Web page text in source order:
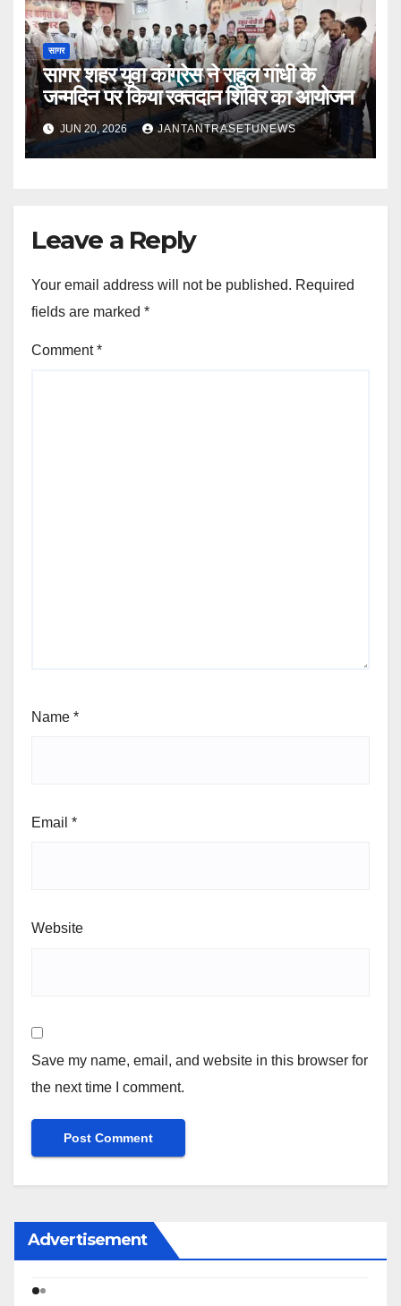
सागर
सागर शहर युवा कांग्रेस ने राहुल गांधी के
जन्मदिन पर किया रक्तदान शिविर का आयोजन
JUN 20, 2026 JANTANTRASETUNEWS
Leave a Reply
Your email address will not be published. Required
fields are marked *
Comment*
Name *
Email *
Website
Save my name, email, and website in this browser for
the next time I comment.
Advertisement